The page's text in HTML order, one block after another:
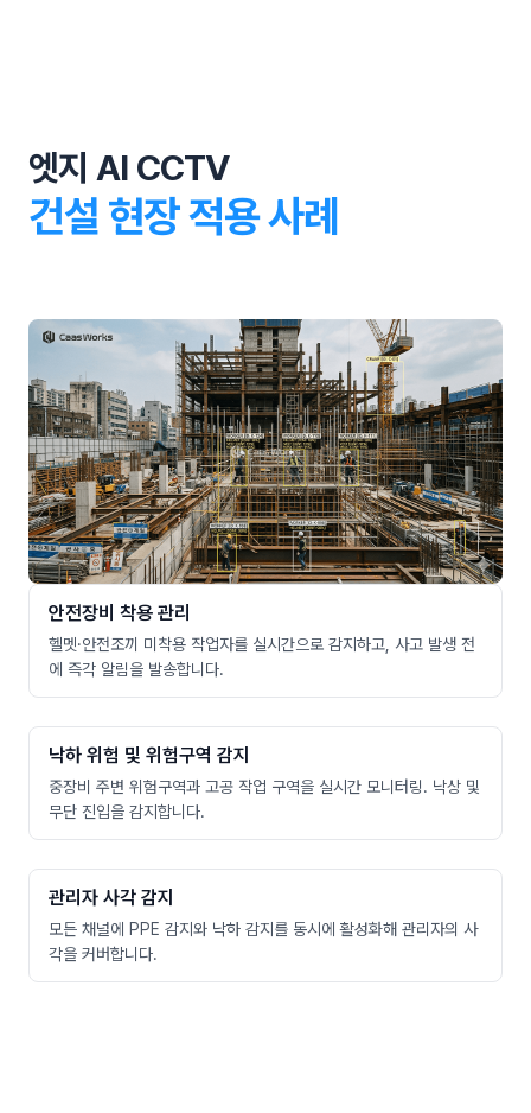
엣지 AI CCTV
건설 현장 적용 사례
안전장비 착용 관리
헬멧·안전조끼 미착용 작업자를 실시간으로 감지하고, 사고 발생 전
에 즉각 알림을 발송합니다.
낙하 위험 및 위험구역 감지
중장비 주변 위험구역과 고공 작업 구역을 실시간 모니터링. 낙상 및
무단 진입을 감지합니다.
관리자 사각 감지
모든 채널에 PPE 감지와 낙하 감지를 동시에 활성화해 관리자의 사
각을 커버합니다.